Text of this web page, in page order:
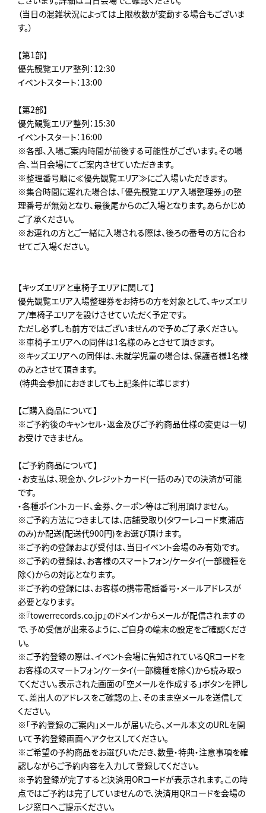
（当日の混雑状況によっては上限枚数が変動する場合もございま
す。）
【第1部】
優先観覧エリア整列：12:30
イベントスタート：13:00
【第2部】
優先観覧エリア整列：15:30
イベントスタート：16:00
※各部、入場ご案内時間が前後する可能性がございます。その場
合、当日会場にてご案内させていただきます。
※整理番号順に≪優先観覧エリア≫にご入場いただきます。
※集合時間に遅れた場合は、「優先観覧エリア入場整理券」の整
理番号が無効となり、最後尾からのご入場となります。あらかじめ
ご了承ください。
※お連れの方とご一緒に入場される際は、後ろの番号の方に合わ
せてご入場ください。
【キッズエリアと車椅子エリアに関して】
優先観覧エリア入場整理券をお持ちの方を対象として、キッズエリ
ア/車椅子エリアを設けさせていただく予定です。
ただし必ずしも前方ではございませんので予めご了承ください。
※車椅子エリアへの同伴は1名様のみとさせて頂きます。
※キッズエリアへの同伴は、未就学児童の場合は、保護者様1名様
のみとさせて頂きます。
（特典会参加におきましても上記条件に準じます）
【ご購入商品について】
※ご予約後のキャンセル・返金及びご予約商品仕様の変更は一切
お受けできません。
【ご予約商品について】
・お支払は、現金か、クレジットカード(一括のみ)での決済が可能
です。
・各種ポイントカード、金券、クーポン等はご利用頂けません。
※ご予約方法につきましては、店舗受取り(タワーレコード東浦店
のみ)か配送(配送代900円)をお選び頂けます。
※ご予約の登録および受付は、当日イベント会場のみ有効です。
※ご予約の登録は、お客様のスマートフォン/ケータイ(一部機種を
除く)からの対応となります。
※ご予約の登録には、お客様の携帯電話番号・メールアドレスが
必要となります。
※『towerrecords.co.jp』のドメインからメールが配信されますの
で、予め受信が出来るように、ご自身の端末の設定をご確認くださ
い。
※ご予約登録の際は、イベント会場に告知されているQRコードを
お客様のスマートフォン/ケータイ(一部機種を除く)から読み取っ
てください。表示された画面の「空メールを作成する」ボタンを押し
て、差出人のアドレスをご確認の上、そのまま空メールを送信して
ください。
※「予約登録のご案内」メールが届いたら、メール本文のURLを開
いて予約登録画面へアクセスしてください。
※ご希望の予約商品をお選びいただき、数量・特典・注意事項を確
認しながらご予約内容を入力して登録してください。
※予約登録が完了すると決済用ORコードが表示されます。この時
点ではご予約は完了していませんので、決済用QRコードを会場の
レジ窓口へご提示ください。